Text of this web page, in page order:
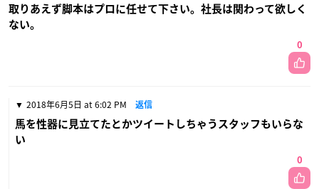
取りあえず脚本はプロに任せて下さい。社長は関わって欲しく
ない。
0
2018年6月5日 at 6:02 PM 返信
馬を性器に見立てたとかツイートしちゃうスタッフもいらな
い
0